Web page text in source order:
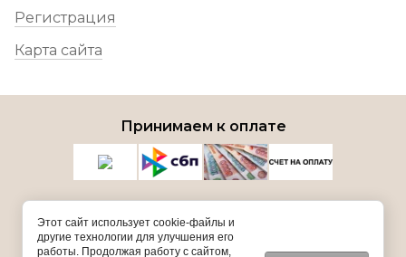
Регистрация
Карта сайта
Принимаем к оплате
Этот сайт использует cookie-файлы и
другие технологии для улучшения его
работы. Продолжая работу с сайтом,